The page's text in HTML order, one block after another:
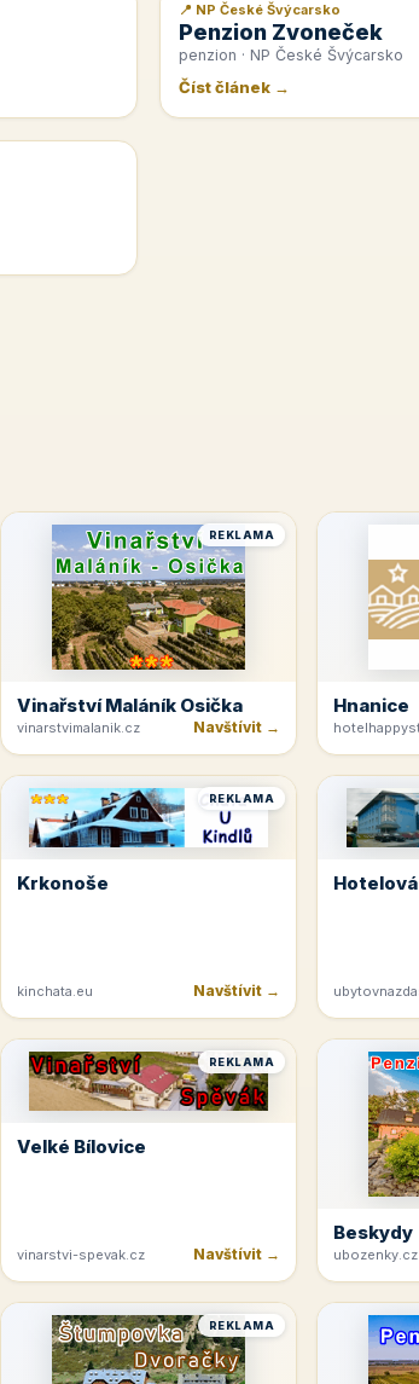
📰 PR článek
📍 NP České Švýcarsko
Penzion Zvoneček
penzion · NP České Švýcarsko
Číst článek →
REKLAMA
Vinařství Maláník Osička
vinarstvimalanik.cz Navštívit →
Hnanice
REKLAMA
Krkonoše
kinchata.eu Navštívit →
REKLAMA
Velké Bílovice
vinarstvi-spevak.cz Navštívit →
Beskydy
ubozenky.cz
REKLAMA